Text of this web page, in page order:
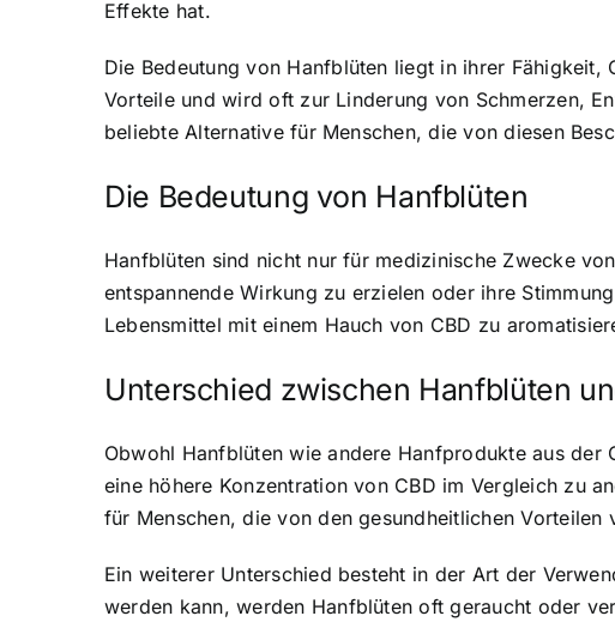
Effekte hat.
Die Bedeutung von Hanfblüten liegt in ihrer Fähigkeit,
Vorteile und wird oft zur Linderung von Schmerzen,
beliebte Alternativefür Menschen, die von diesen
Die Bedeutung von Hanfblüten
Hanfblüten sind nicht nur für medizinische Zweckevon
entspannende Wirkung zu erzielen oder ihre
Lebensmittel mit einem Hauch von CBD zu
Unterschied zwischen Hanfblüten
Obwohl Hanfblüten wie andere Hanfprodukte aus
eine höhere Konzentration von CBD im Vergleich zu
für Menschen, die von den gesundheitlichen Vorteilen
Ein weiterer Unterschied besteht in der Art der
werden kann, werden Hanfblüten oft geraucht oder